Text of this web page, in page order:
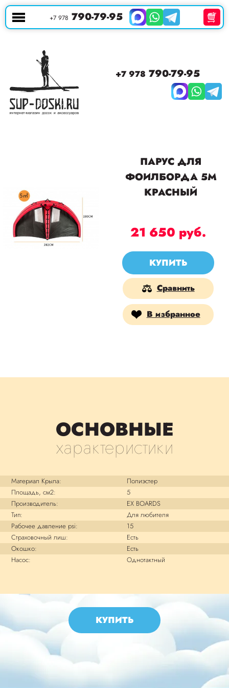
+7 978 790-79-95
+7 978 790-79-95
ПАРУС ДЛЯ
ФОИЛБОРДА 5M
КРАСНЫЙ
21 650 руб.
КУПИТЬ
Сравнить
В избранное
ОСНОВНЫЕ
характеристики
Материал Крыла:
Полиэстер
Площадь, см2:
5
Производитель:
EX BOARDS
Тип:
Для любителя
Рабочее давление psi:
15
Страховочный лиш:
Есть
Окошко:
Есть
Насос:
Однотактный
КУПИТЬ